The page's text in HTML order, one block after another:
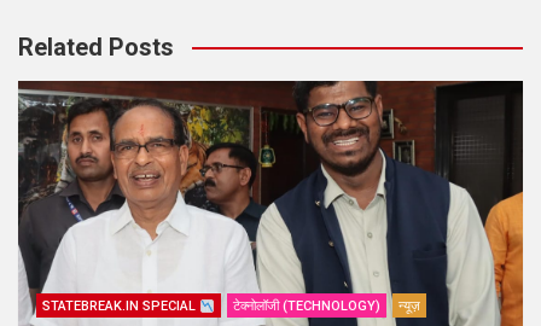
Related Posts
STATEBREAK.IN SPECIAL टेक्नोलॉजी (TECHNOLOGY) न्यूज़